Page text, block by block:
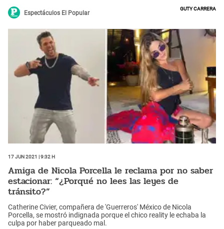
Espectáculos El Popular
Guty Carrera
17 Jun 2021 | 9:32 h
Amiga de Nicola Porcella le reclama por no saber
estacionar: “¿Porqué no lees las leyes de
tránsito?”
Catherine Civier, compañera de 'Guerreros' México de Nicola
Porcella, se mostró indignada porque el chico reality le echaba la
culpa por haber parqueado mal.